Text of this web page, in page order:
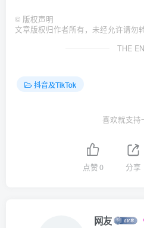
© 版权声明
文章版权归作者所有，未经允许请勿
THE
抖音及TikTok
喜欢就支持
点赞0 分享
网友